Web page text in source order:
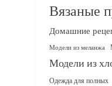
Вязаные
Домашние
Модели из меланжа
Модели из
Одежда для полных